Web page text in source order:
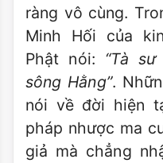
ràng vô cùng.
Minh Hối của
Phật nói: “Tà
sông Hằng”.
nói về đời hiện
pháp nhược ma
giả mà chẳng